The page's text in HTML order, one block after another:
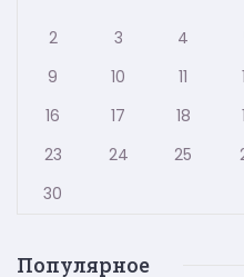
2
3 4
9
10 11
16
17 18
23
24 25
30
Популярное